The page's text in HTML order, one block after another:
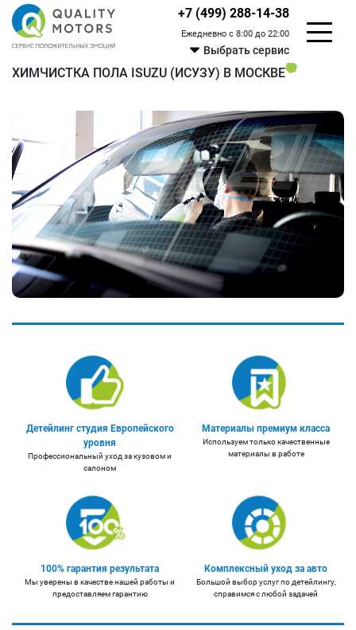
+7 (499) 288-14-38
Ежедневно с 8:00 до 22:00
Выбрать сервис
ХИМЧИСТКА ПОЛА ISUZU (ИСУЗУ) В МОСКВЕ
Детейлинг студия Европейского
уровня
Профессиональный уход за кузовом и
салоном
Материалы премиум класса
Используем только качественные
материалы в работе
100% гарантия результата
Мы уверены в качестве нашей работы и
предоставляем гарантию
Комплексный уход за авто
Большой выбор услуг по детейлингу,
справимся с любой задачей